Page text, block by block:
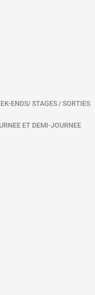
ENDS/ STAGES / SORTIES
ET DEMI-JOURNEE